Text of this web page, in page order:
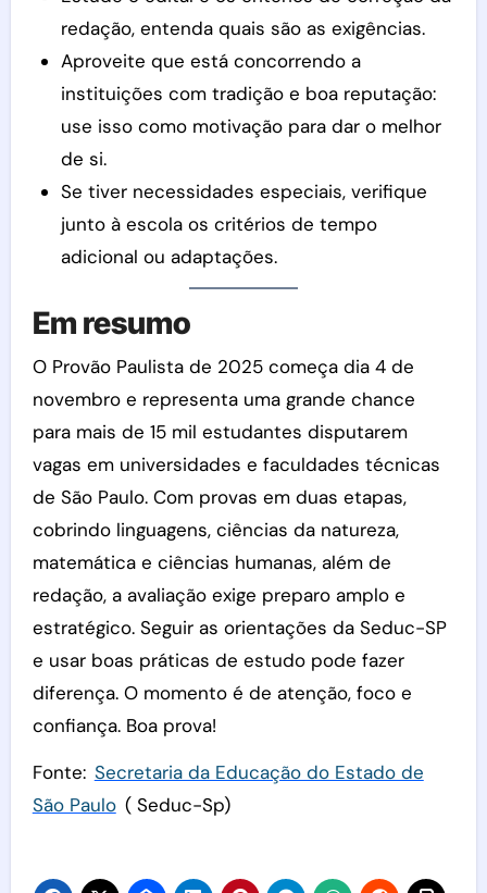
redação, entenda quais são as exigências.
Aproveite que está concorrendo a
instituições com tradição e boa reputação:
use isso como motivação para dar o melhor
de si.
Se tiver necessidades especiais, verifique
junto à escola os critérios de tempo
adicional ou adaptações.
Em resumo
O Provão Paulista de 2025 começa dia 4 de
novembro e representa uma grande chance
para mais de 15 mil estudantes disputarem
vagas em universidades e faculdades técnicas
de São Paulo. Com provas em duas etapas,
cobrindo linguagens, ciências da natureza,
matemática e ciências humanas, além de
redação, a avaliação exige preparo amplo e
estratégico. Seguir as orientações da Seduc-SP
e usar boas práticas de estudo pode fazer
diferença. O momento é de atenção, foco e
confiança. Boa prova!
Fonte: Secretaria da Educação do Estado de
São Paulo ( Seduc-Sp)